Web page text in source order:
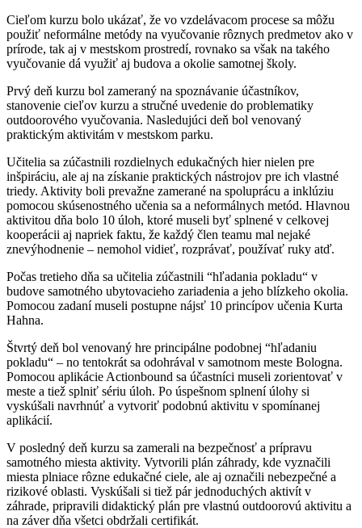
Cieľom kurzu bolo ukázať, že vo vzdelávacom procese sa môžu
použiť neformálne metódy na vyučovanie rôznych predmetov ako v
prírode, tak aj v mestskom prostredí, rovnako sa však na takého
vyučovanie dá využiť aj budova a okolie samotnej školy.
Prvý deň kurzu bol zameraný na spoznávanie účastníkov,
stanovenie cieľov kurzu a stručné uvedenie do problematiky
outdoorového vyučovania. Nasledujúci deň bol venovaný
praktickým aktivitám v mestskom parku.
Učitelia sa zúčastnili rozdielnych edukačných hier nielen pre
inšpiráciu, ale aj na získanie praktických nástrojov pre ich vlastné
triedy. Aktivity boli prevažne zamerané na spoluprácu a inklúziu
pomocou skúsenostného učenia sa a neformálnych metód. Hlavnou
aktivitou dňa bolo 10 úloh, ktoré museli byť splnené v celkovej
kooperácii aj napriek faktu, že každý člen teamu mal nejaké
znevýhodnenie – nemohol vidieť, rozprávať, používať ruky atď.
Počas tretieho dňa sa učitelia zúčastnili “hľadania pokladu“ v
budove samotného ubytovacieho zariadenia a jeho blízkeho okolia.
Pomocou zadaní museli postupne nájsť 10 princípov učenia Kurta
Hahna.
Štvrtý deň bol venovaný hre principálne podobnej “hľadaniu
pokladu“ – no tentokrát sa odohrával v samotnom meste Bologna.
Pomocou aplikácie Actionbound sa účastníci museli zorientovať v
meste a tiež splniť sériu úloh. Po úspešnom splnení úlohy si
vyskúšali navrhnúť a vytvoriť podobnú aktivitu v spomínanej
aplikácií.
V posledný deň kurzu sa zamerali na bezpečnosť a prípravu
samotného miesta aktivity. Vytvorili plán záhrady, kde vyznačili
miesta plniace rôzne edukačné ciele, ale aj označili nebezpečné a
rizikové oblasti. Vyskúšali si tiež pár jednoduchých aktivít v
záhrade, pripravili didaktický plán pre vlastnú outdoorovú aktivitu a
na záver dňa všetci obdržali certifikát.